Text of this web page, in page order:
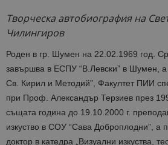
Творческа автобиография на
Чилингиров
Роден в гр. Шумен на 22.02.1969 год.
завършва в ЕСПУ “В.Левски” в Шумен,
Св. Кирил и Методий”, Факултет ПИИ
при Проф. Александър Терзиев през
същата година до 19.10.2000 г.
изкуство в СОУ “Сава Доброплодни”, а
доктор в катедра „Визуални изкуства,